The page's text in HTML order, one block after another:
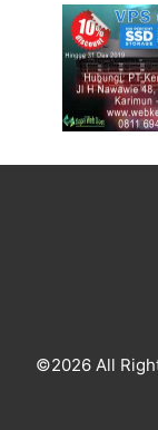
©2026 All